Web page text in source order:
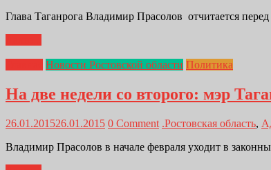
Глава Таганрога Владимир Прасолов отчитается
Новости Ростовской области Политика
На две недели со второго: мэр
26.01.201526.01.2015 0 Comment .Ростовская область,
Владимир Прасолов в начале февраля уходит в